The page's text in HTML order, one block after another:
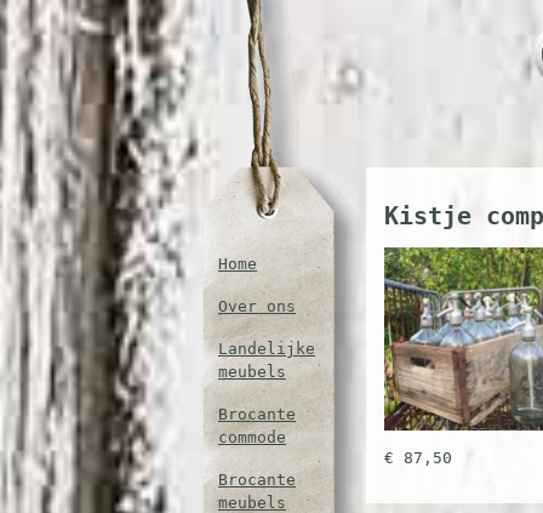
Home
Over ons
Landelijke
meubels
Brocante
commode
Brocante
meubels
Kistje
€ 87,50